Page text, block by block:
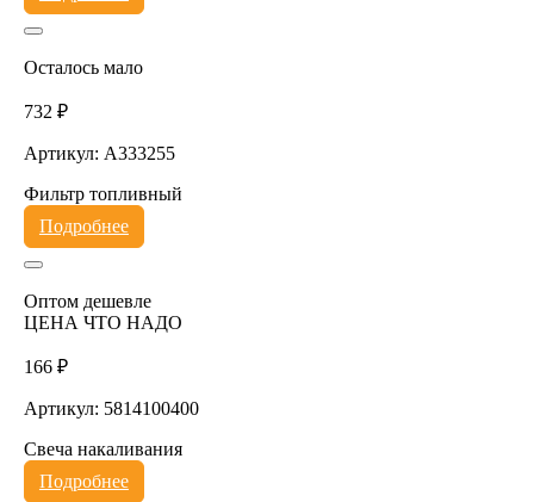
Осталось мало
732 ₽
Артикул: A333255
Фильтр топливный
Подробнее
Оптом дешевле
ЦЕНА ЧТО НАДО
166 ₽
Артикул: 5814100400
Свеча накаливания
Подробнее